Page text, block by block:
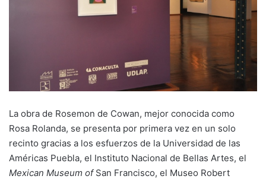
La obra de Rosemon de Cowan, mejor conocida como
Rosa Rolanda, se presenta por primera vez en un solo
recinto gracias a los esfuerzos de la Universidad de las
Américas Puebla, el Instituto Nacional de Bellas Artes, el
Mexican Museum ofSan Francisco, el Museo Robert